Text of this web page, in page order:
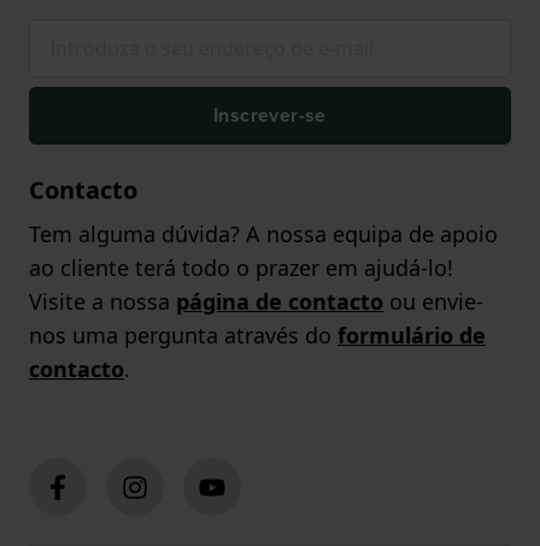
Inscrever-se
Contacto
Tem alguma dúvida? A nossa equipa de apoio
ao cliente terá todo o prazer em ajudá-lo!
Visite a nossa página de contacto ou envie-
nos uma pergunta através do formulário de
contacto.